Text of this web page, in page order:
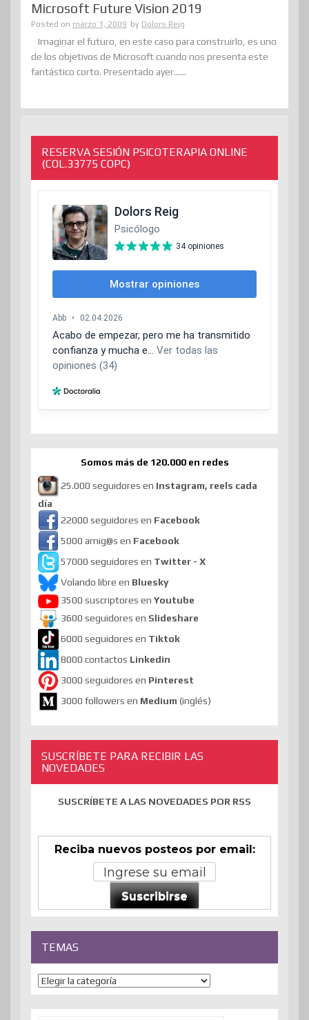
Microsoft Future Vision 2019
Posted on marzo 1, 2009 by Dolors Reig
Imaginar el futuro, en este caso para construirlo, es uno
de los objetivos de Microsoft cuando nos presenta este
fantástico corto. Presentado ayer......
RESERVA SESIÓN PSICOTERAPIA ONLINE
(COL.33775 COPC)
Somos más de 120.000 en redes
25.000 seguidores en Instagram, reels cada
día
22000 seguidores en Facebook
5000 amig@s en Facebook
57000 seguidores en Twitter - X
Volando libre en Bluesky
3500 suscriptores en Youtube
3600 seguidores en Slideshare
6000 seguidores en Tiktok
8000 contactos Linkedin
3000 seguidores en Pinterest
3000 followers en Medium (inglés)
SUSCRÍBETE PARA RECIBIR LAS
NOVEDADES
SUSCRÍBETE A LAS NOVEDADES POR RSS
Reciba nuevos posteos por email:
Suscribirse
TEMAS
Temas